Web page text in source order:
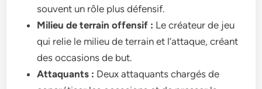
souvent un rôle plus défensif.
Milieu de terrain offensif : Le créateur de jeu
qui relie le milieu de terrain et l’attaque, créant
des occasions de but.
Attaquants : Deux attaquants chargés de